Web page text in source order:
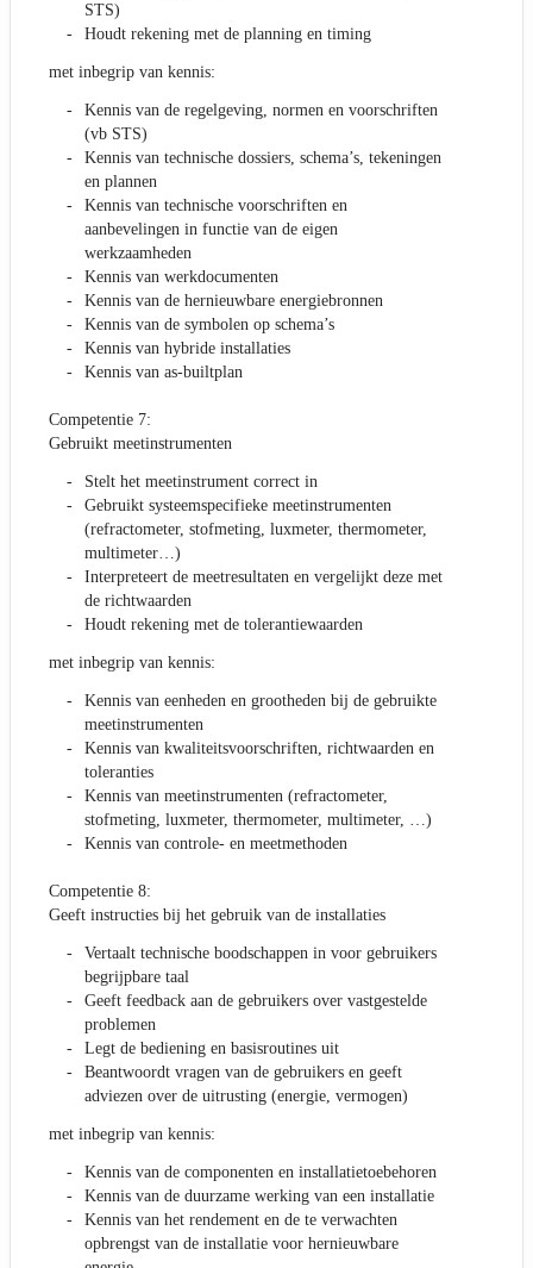
STS)
Houdt rekening met de planning en timing
met inbegrip van kennis:
Kennis van de regelgeving, normen en voorschriften
(vb STS)
Kennis van technische dossiers, schema’s, tekeningen
en plannen
Kennis van technische voorschriften en
aanbevelingen in functie van de eigen
werkzaamheden
Kennis van werkdocumenten
Kennis van de hernieuwbare energiebronnen
Kennis van de symbolen op schema’s
Kennis van hybride installaties
Kennis van as-builtplan
Competentie 7:
Gebruikt meetinstrumenten
Stelt het meetinstrument correct in
Gebruikt systeemspecifieke meetinstrumenten
(refractometer, stofmeting, luxmeter, thermometer,
multimeter…)
Interpreteert de meetresultaten en vergelijkt deze met
de richtwaarden
Houdt rekening met de tolerantiewaarden
met inbegrip van kennis:
Kennis van eenheden en grootheden bij de gebruikte
meetinstrumenten
Kennis van kwaliteitsvoorschriften, richtwaarden en
toleranties
Kennis van meetinstrumenten (refractometer,
stofmeting, luxmeter, thermometer, multimeter, …)
Kennis van controle- en meetmethoden
Competentie 8:
Geeft instructies bij het gebruik van de installaties
Vertaalt technische boodschappen in voor gebruikers
begrijpbare taal
Geeft feedback aan de gebruikers over vastgestelde
problemen
Legt de bediening en basisroutines uit
Beantwoordt vragen van de gebruikers en geeft
adviezen over de uitrusting (energie, vermogen)
met inbegrip van kennis:
Kennis van de componenten en installatietoebehoren
Kennis van de duurzame werking van een installatie
Kennis van het rendement en de te verwachten
opbrengst van de installatie voor hernieuwbare